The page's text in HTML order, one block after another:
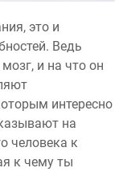
это и
Ведь
и на что он
интересно
на
человека к
к чему ты